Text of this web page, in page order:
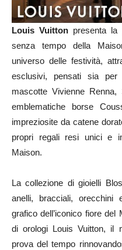
Louis Vuitton presenta la
senza tempo della
universo delle festività,
esclusivi, pensati sia
mascotte Vivienne
emblematiche borse
impreziosite da catene
propri regali resi unici e
Maison.
La collezione di gioielli
anelli, bracciali,
grafico dell’iconico fiore
di orologi Louis Vuitton, il
prova del tempo